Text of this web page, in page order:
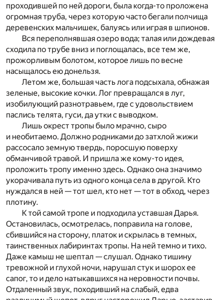
проходившей по ней дороги, была когда-то проложена
огромная труба, через которую часто бегали полчища
деревенских мальчишек, балуясь или играя в шпионов.
Вся переполнявшая озеро вода; талая или дождевая
сходила по трубе вниз и поглощалась, все тем же,
прожорливым болотом, которое лишь по весне
насыщалось ею донельзя.
Летом же, большая часть лога подсыхала, обнажая
зеленые, высокие кочки. Лог превращался в луг,
изобилующий разнотравьем, где с удовольствием
паслись телята, гуси, да утки с выводком.
Лишь окрест тропы было мрачно, сыро
и необитаемо. Должно родниками до затхлой жижи
рассосало земную твердь, поросшую поверху
обманчивой травой. И пришла же кому-то идея,
проложить тропу именно здесь. Однако она значимо
укорачивала путь из одного конца села в другой. Кто
нуждался в ней — тот шел, кто нет — тот в обход, через
плотину.
К той самой тропе и подходила уставшая Дарья.
Остановилась, осмотрелась, поправила на голове,
сбившийся на сторону, платок и скрылась в темных,
таинственных лабиринтах тропы. На ней темно и тихо.
Даже камыш не шептал — слушал. Однако тишину
тревожной и глухой ночи, нарушал стук и шорох ее
сапог, то и дело натыкавшихся на неровности почвы.
Отдаленный звук, походивший на слабый, едва